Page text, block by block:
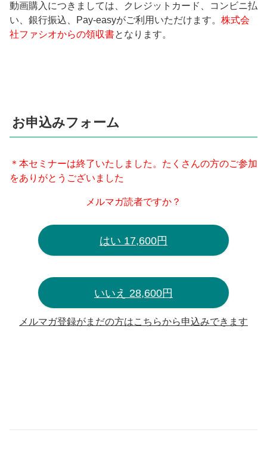
動画購入につきましては、クレジットカード、コンビニ払
い、銀行振込、Pay-easyがご利用いただけます。 株式会
社ファシオからの領収書となります。
お申込みフォーム
＊本セミナーは終了いたしました。たくさんの方のご参加
をありがとうございました
メルマガ読者ですか？
はい 17,600円
いいえ 28,600円
メルマガ登録がまだの方はこちらから申込みできます